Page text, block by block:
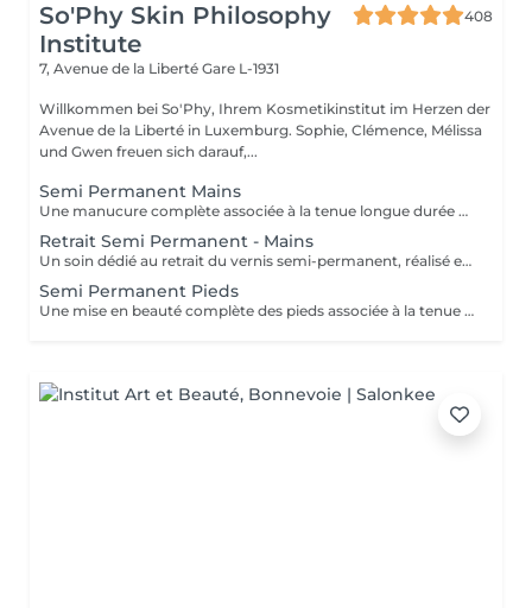
So'Phy Skin Philosophy
Institute
408
7, Avenue de la Liberté Gare L-1931
Willkommen bei So'Phy, Ihrem Kosmetikinstitut im Herzen der
Avenue de la Liberté in Luxemburg. Sophie, Clémence, Mélissa
und Gwen freuen sich darauf,...
Semi Permanent Mains
Une manucure complète associée à la tenue longue durée du vernis semi-permanent. Le soin débute par une mise en beauté des ongles : limage, travail des cuticules et préparation de l'ongle naturel afin d'assurer un résultat net et durable. Le vernis semi-permanent est ensuite appliqué pour offrir une finition brillante, élégante et résistante dans le temps. Les ongles sont soignés, la tenue est optimale et le résultat reste impeccable pendant plusieurs semaines. Idéal pour allier esthétique, confort et praticité au quotidien.
Retrait Semi Permanent - Mains
Un soin dédié au retrait du vernis semi-permanent, réalisé en douceur afin de préserver la qualité de l'ongle naturel. Le retrait est suivi d'une mise en forme des ongles et d'un travail rapide des cuticules pour retrouver un résultat net et soigné. Une base protectrice est ensuite appliquée pour renforcer l'ongle, complétée par une huile nourrissante afin d'hydrater et sublimer les cuticules. Les ongles sont propres, soignés et protégés. Idéal pour faire une pause tout en prenant soin de ses ongles. Ce service est proposé uniquement pour le vernis semi-permanent réalisé à l'institut.
Semi Permanent Pieds
Une mise en beauté complète des pieds associée à la tenue longue durée du vernis semi-permanent. Le soin débute par la préparation des ongles : travail des cuticules, limage et soin des zones de callosités si nécessaire, afin d'obtenir un résultat net et soigné. Le vernis semi-permanent est ensuite appliqué pour offrir une finition brillante, élégante et résistante dans le temps. Les pieds sont parfaitement soignés, le résultat est durable et reste impeccable pendant plusieurs semaines. Idéal pour des pieds nets, confortables et élégants au quotidien.